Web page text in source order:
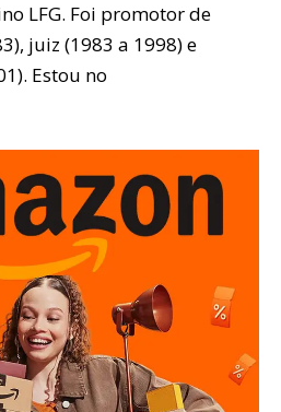
LFG. Foi promotor de
juiz (1983 a 1998) e
Estou no